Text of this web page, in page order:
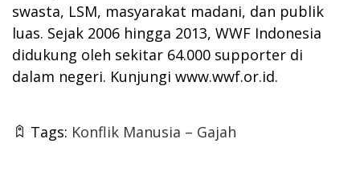
swasta, LSM, masyarakat madani, dan publik
luas. Sejak 2006 hingga 2013, WWF Indonesia
didukung oleh sekitar 64.000 supporter di
dalam negeri. Kunjungi www.wwf.or.id.
Tags: Konflik Manusia – Gajah